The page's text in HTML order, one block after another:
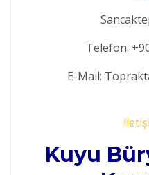
Telefon:
E-Mail:
Kuyu